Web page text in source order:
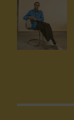
Exclusief voor